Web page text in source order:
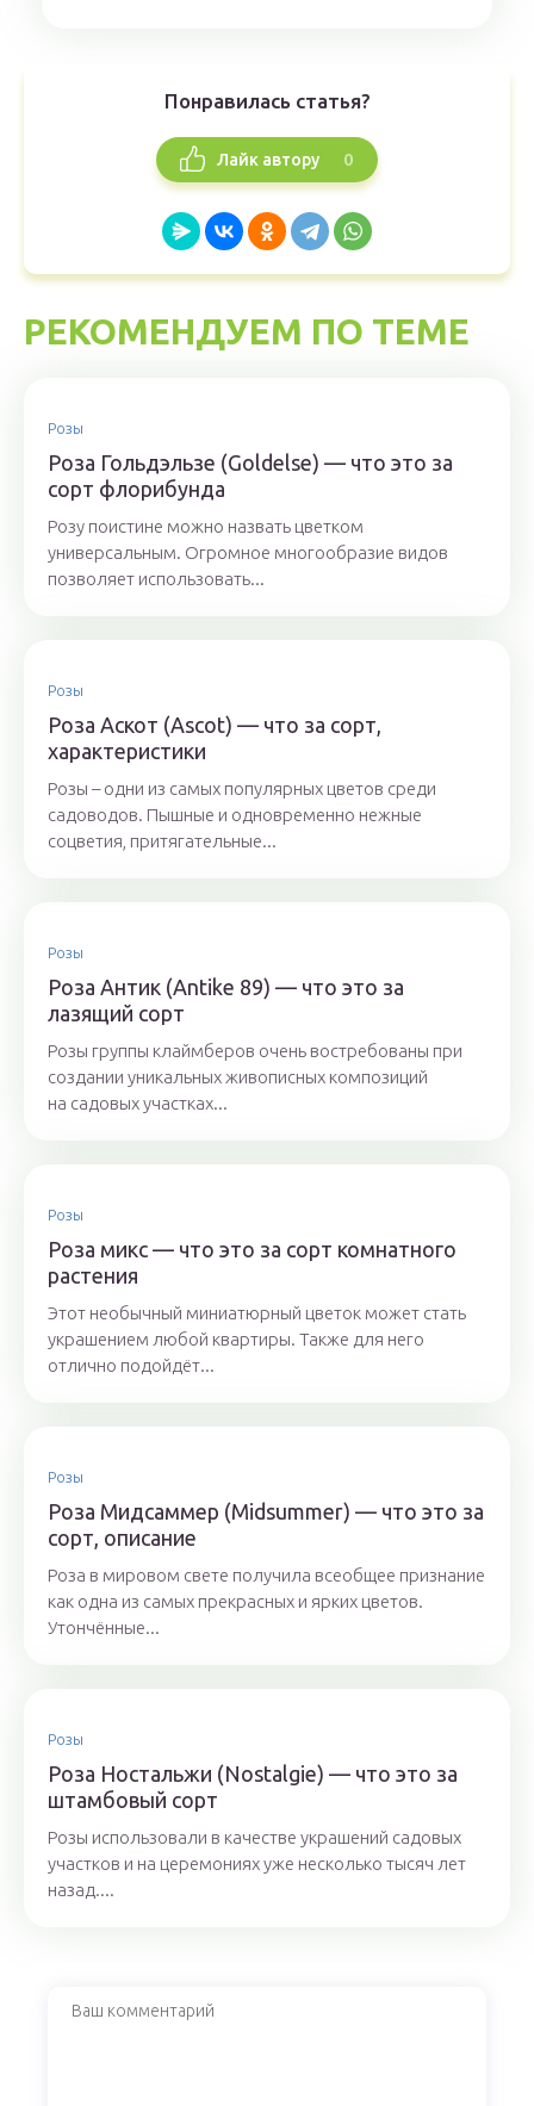
Понравилась статья?
Лайк автору 0
РЕКОМЕНДУЕМ ПО ТЕМЕ
Розы
Роза Гольдэльзе (Goldelse) — что это за
сорт флорибунда
Розу поистине можно назвать цветком
универсальным. Огромное многообразие видов
позволяет использовать...
Розы
Роза Аскот (Ascot) — что за сорт,
характеристики
Розы – одни из самых популярных цветов среди
садоводов. Пышные и одновременно нежные
соцветия, притягательные...
Розы
Роза Антик (Antike 89) — что это за
лазящий сорт
Розы группы клаймберов очень востребованы при
создании уникальных живописных композиций
на садовых участках...
Розы
Роза микс — что это за сорт комнатного
растения
Этот необычный миниатюрный цветок может стать
украшением любой квартиры. Также для него
отлично подойдёт...
Розы
Роза Мидсаммер (Midsummer) — что это за
сорт, описание
Роза в мировом свете получила всеобщее признание
как одна из самых прекрасных и ярких цветов.
Утончённые...
Розы
Роза Ностальжи (Nostalgie) — что это за
штамбовый сорт
Розы использовали в качестве украшений садовых
участков и на церемониях уже несколько тысяч лет
назад....